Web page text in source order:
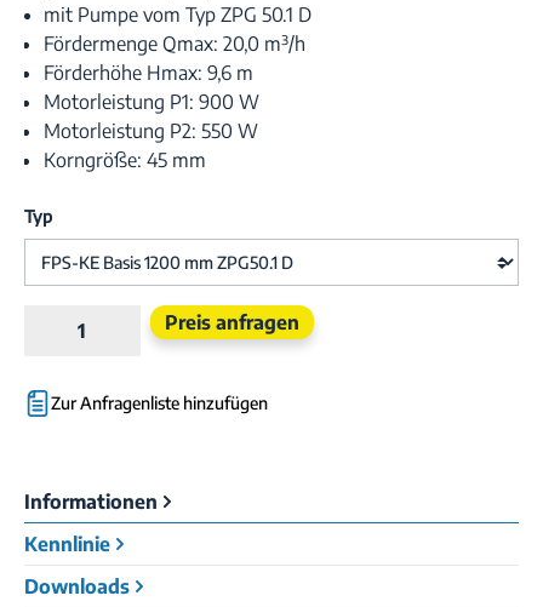
mit Pumpe vom Typ ZPG 50.1 D
Fördermenge Qmax: 20,0 m³/h
Förderhöhe Hmax: 9,6 m
Motorleistung P1: 900 W
Motorleistung P2: 550 W
Korngröße: 45 mm
Typ
Produkt Anzahl: Gib den gewünschten
Preis anfragen
Zur Anfragenliste hinzufügen
Informationen
Kennlinie
Downloads